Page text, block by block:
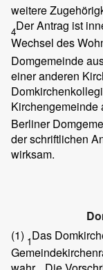
weitere
4Der Antrag ist
Wechsel des
Domgemeinde
einer anderen
Kirchengemeinde
Berliner
der schriftlichen
wirksam.
(1) 1Das